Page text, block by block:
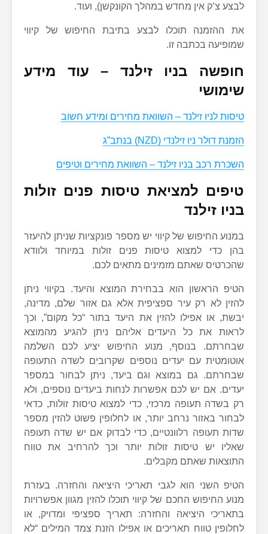
לבצע צ’ק אין מחדש במהלך הקונקשן), ועוד.
את ההזמנה תוכלו לבצע בתיבת החיפוש של קיווי
שמופיעה בכתבה זו.
חופשה בניו זילנד – עוד מידע
שימושי
טיסות לניו זילנד – השוואת מחירים ומידע חשוב
הזמנת דולר ניו זילנדי (NZD) בנתב”ג
השכרת רכב בניו זילנד – השוואת מחירים וטיפים
טיפים למציאת טיסות פנים זולות
בניו זילנד
במנוע החיפוש של קיווי יש מספר פונקציות שניתן להיעזר
בהן כדי למצוא טיסות פנים זולות במיוחד ולוודא
שהכרטיס שאתם מזמינים מתאים לכם.
הטיפ הראשון הוא בבחירת המוצא והיעד. בקיווי ניתן
להזין לא רק עיר ספציפית אלא גם אזור שלם, מדינה,
יבשת, או אפילו להזין את היעד בתור “כל מקום”, וכך
לראות את כל היעדים אליהם ניתן להגיע מהמוצא
שבחרתם. בנוסף, מנוע החיפוש יציע לכם השלמה
אוטומטית עם יעדים נוספים שקרובים לשדה התעופה
שבחרתם. גם במוצא וגם ביעד, ניתן לבחור במספר
יעדים. אם יש לכם אפשרות לנחות ביעדים נוספים, ולא
רק בשדה תעופה מרכזי, כדי למצוא טיסות זולות, כדאי
לבחור באזור נרחב יותר, או לחלופין פשוט להזין מספר
שדות תעופה רלוונטיים, כדי לבדוק אם יש שדה תעופה
שאליו יש טיסות זולות יותר וכך להרחיב את טווח
התוצאות שאתם מקבלים.
הטיפ השני הוא לגבי תאריכי היציאה והחזרה. בעזרת
מנוע החיפוש החכם של קיווי תוכלו להזין מגוון אפשרויות
בתאריכי היציאה והחזרה: תאריך ספציפי ומדויק, או
לחלופין טווח תאריכים או אפילו הזנת צמד המילים “לא